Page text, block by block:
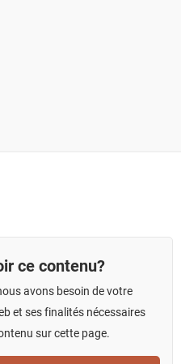
ce contenu?
avons besoin de votre
et ses finalités nécessaires
sur cette page.